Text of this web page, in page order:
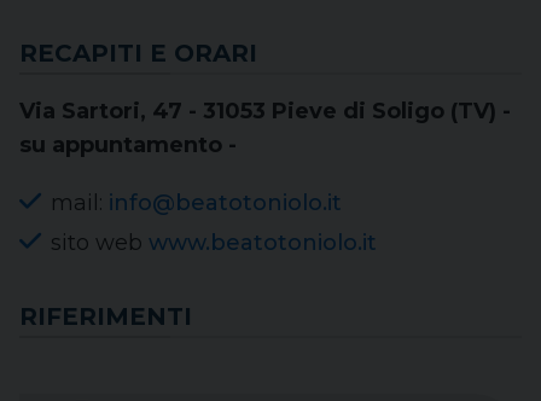
RECAPITI E ORARI
Via Sartori, 47 - 31053 Pieve di Soligo (TV) -
su appuntamento -
mail: info@beatotoniolo.it
sito web www.beatotoniolo.it
RIFERIMENTI